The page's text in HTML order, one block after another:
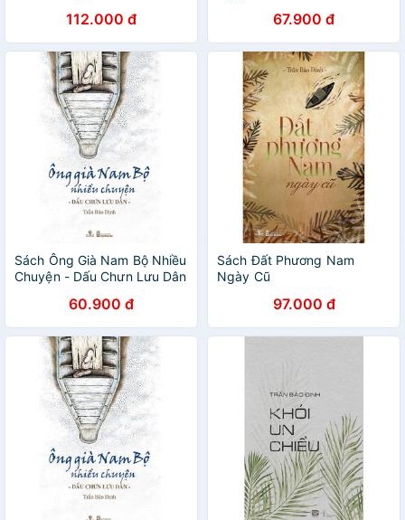
112.000 đ 67.900 đ
Sách Ông Già Nam Bộ Nhiều
Chuyện - Dấu Chưn Lưu Dân
60.900 đ
Sách Đất Phương Nam
Ngày Cũ
97.000 đ